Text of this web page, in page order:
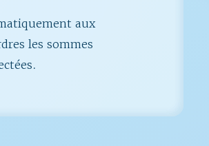
aux
les sommes